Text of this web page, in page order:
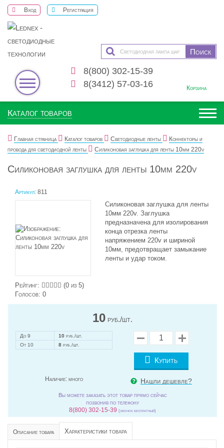
Вход Регистрация
8(800) 302-15-39
8(3412) 57-03-16
Корзина
Каталог товаров
Главная страница Каталог товаров Светодиодные ленты
Коннекторы и
провода для светодиодной ленты
Силиконовая заглушка для ленты 10мм 220v
Силиконовая заглушка для ленты 10мм 220v
Артикул: 811
Рейтинг: (0 из 5)
Голосов: 0
Силиконовая заглушка для ленты
10мм 220v. Заглушка
предназначена для изолирования
конца отрезка ленты
напряжением 220v и шириной
10мм, предотвращает замыкание
ленты и удар током.
10 руб./шт.
До 9 10 руб./шт.
От 10
8 руб./шт.
Купить
Наличие: много Нашли дешевле?
Вы можете заказать этот товар прямо сейчас
позвонив по телефону
8(800) 302-15-39 (звонок бесплатный)
Описание товара Характеристики товара